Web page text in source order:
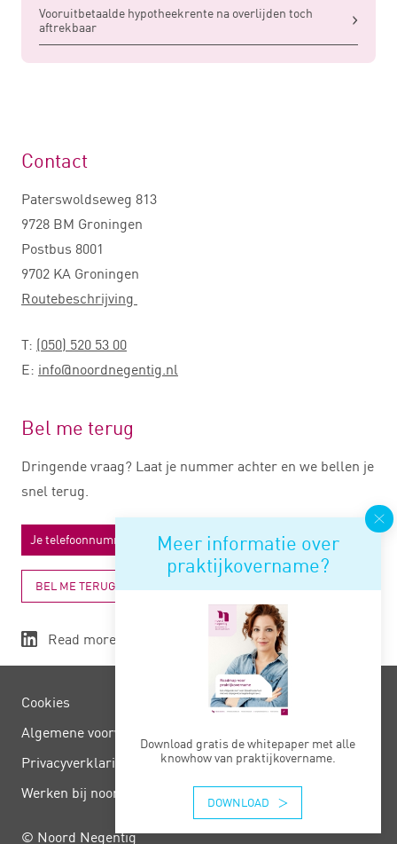
Vooruitbetaalde hypotheekrente na overlijden toch
aftrekbaar
Meer informatie over
praktijkovername?
Download gratis de whitepaper met alle
knowhow van praktijkovername.
DOWNLOAD
Contact
Paterswoldseweg 813
9728 BM Groningen
Postbus 8001
9702 KA Groningen
Routebeschrijving
T: (050) 520 53 00
E: info@noordnegentig.nl
Bel me terug
Dringende vraag? Laat je nummer achter en we bellen je
snel terug.
BEL ME TERUG
Read more
Cookies
Algemene voorwaarden
Privacy­verklaring
Werken bij noord negentig
© Noord Negentig